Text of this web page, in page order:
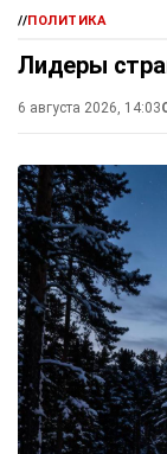
//ПОЛИТИКА
Лидеры
6 августа 2026, 14:03